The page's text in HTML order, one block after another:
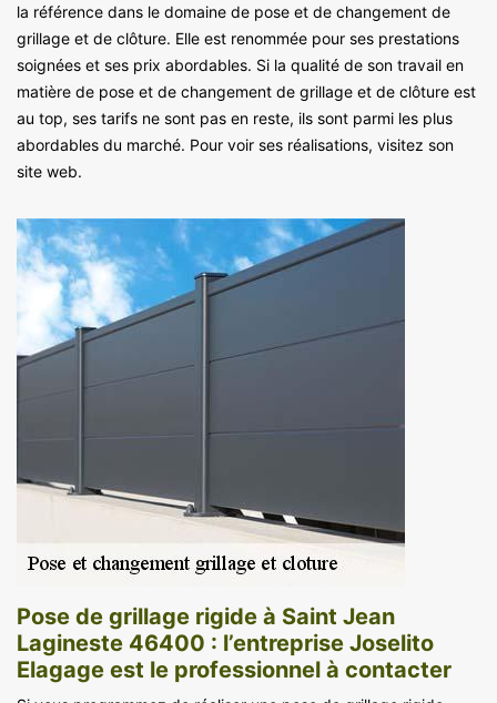
la référence dans le domaine de pose et de changement de
grillage et de clôture. Elle est renommée pour ses prestations
soignées et ses prix abordables. Si la qualité de son travail en
matière de pose et de changement de grillage et de clôture est
au top, ses tarifs ne sont pas en reste, ils sont parmi les plus
abordables du marché. Pour voir ses réalisations, visitez son
site web.
Pose de grillage rigide à Saint Jean
Lagineste 46400 : l’entreprise Joselito
Elagage est le professionnel à contacter